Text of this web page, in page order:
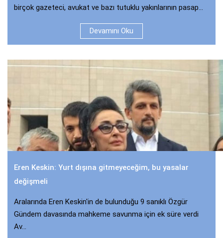
birçok gazeteci, avukat ve bazı tutuklu yakınlarının pasap...
Devamını Oku
Eren Keskin: Yurt dışına gitmeyeceğim, bu yasalar
değişmeli
Aralarında Eren Keskin'in de bulunduğu 9 sanıklı Özgür
Gündem davasında mahkeme savunma için ek süre verdi
Av...